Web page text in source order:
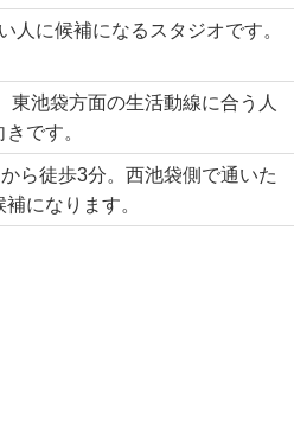
人に候補になるスタジオです。
東池袋方面の生活動線に合う人
きです。
ら徒歩3分。西池袋側で通いた
になります。